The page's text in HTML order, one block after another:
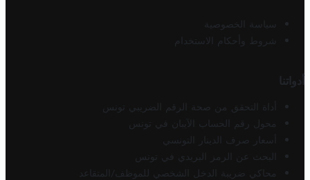
سياسة الخصوصية
شروط وأحكام الاستخدام
أدواتنا
أداة التحقق من صحة الرقم الضريبي تونس
محول رقم الحساب الآيبان في تونس
أسعار صرف الدينار التونسي
البحث عن الرمز البريدي في تونس
محاكي ضريبة الدخل الشخصي للموظف/المتقاعد